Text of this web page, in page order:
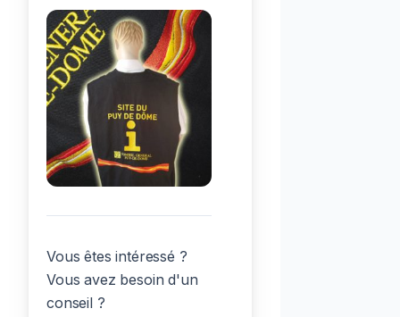
Vous êtes intéressé ?
Vous avez besoin d'un
conseil ?